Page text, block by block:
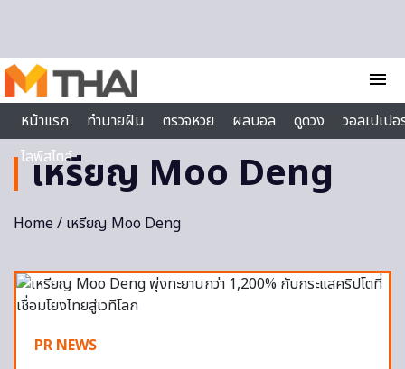
menu
หน้าแรก
ทำนายฝัน ตรวจหวย ผลบอล ดูดวง
วอลเปเป
ไลฟ์สไตล์
เหรียญ Moo Deng
Home/ เหรียญ Moo Deng
PR NEWS